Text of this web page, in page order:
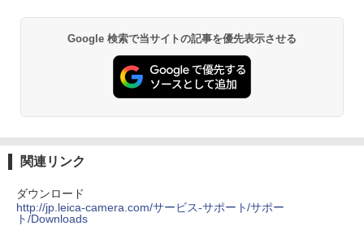
Google 検索で当サイトの記事を優先表示させる
関連リンク
ダウンロード
http://jp.leica-camera.com/サービス-サポート/サポー
ト/Downloads